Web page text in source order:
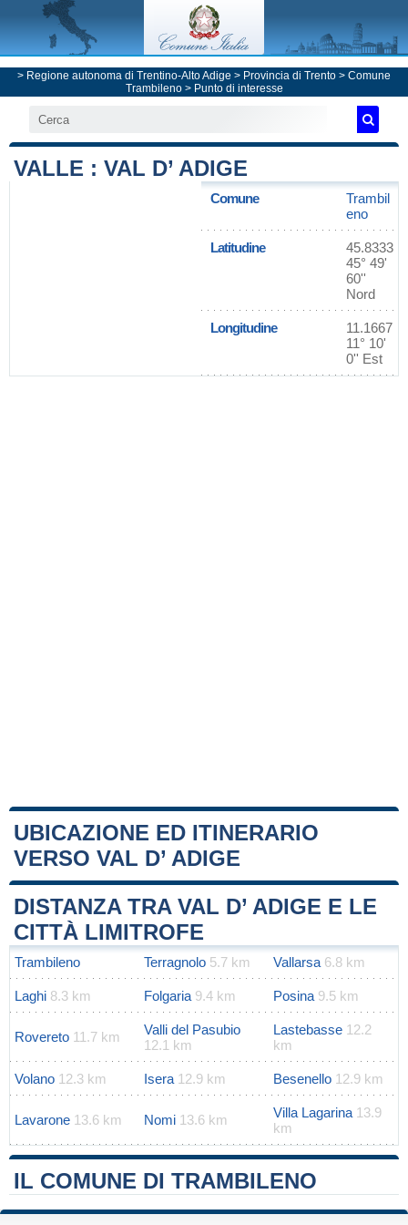
> Regione autonoma di Trentino-Alto Adige > Provincia di Trento > Comune
Trambileno> Punto di interesse
VALLE : VAL D’ ADIGE
Comune
Trambil
eno
Latitudine
45.8333
45° 49'
60''
Nord
Longitudine
11.1667
11° 10'
0'' Est
UBICAZIONE ED ITINERARIO
VERSO VAL D’ ADIGE
+
−
Leaflet|Map data ©
DISTANZA TRA VAL D’ ADIGE E LE
CITTÀ LIMITROFE
Trambileno Terragnolo 5.7 km Vallarsa 6.8 km
Laghi 8.3 km Folgaria 9.4 km Posina 9.5 km
Rovereto 11.7 km
Valli del Pasubio
12.1 km
Lastebasse 12.2
km
Volano 12.3 km Isera 12.9 km Besenello 12.9 km
Lavarone 13.6 km Nomi 13.6 km Villa Lagarina 13.9
km
IL COMUNE DI TRAMBILENO